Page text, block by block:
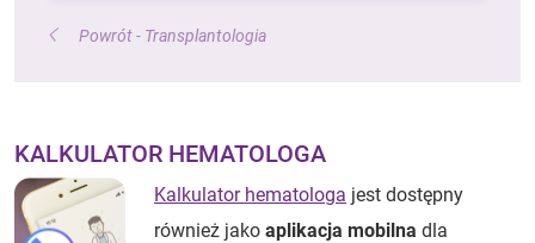
Powrót - Transplantologia
KALKULATOR HEMATOLOGA
Kalkulator hematologa jest dostępny
również jako aplikacja mobilna dla